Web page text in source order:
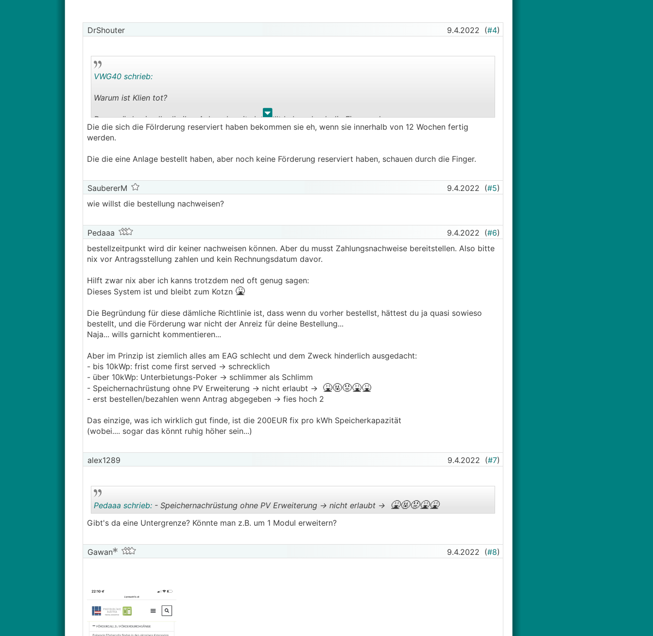
DrShouter 9.4.2022 (#4)
. .
VWG40 schrieb:
Warum ist Klien tot?
Dann würden ja alle die ihre Anlage bereits bestellt haben durch die Finger schauen.
Die die sich die Fölrderung reserviert haben bekommen sie eh, wenn sie innerhalb von 12 Wochen fertig
werden.
Die die eine Anlage bestellt haben, aber noch keine Förderung reserviert haben, schauen durch die Finger.
SaubererM 9.4.2022 (#5)
wie willst die bestellung nachweisen?
Pedaaa 9.4.2022 (#6)
bestellzeitpunkt wird dir keiner nachweisen können. Aber du musst Zahlungsnachweise bereitstellen. Also bitte
nix vor Antragsstellung zahlen und kein Rechnungsdatum davor.
Hilft zwar nix aber ich kanns trotzdem ned oft genug sagen:
Dieses System ist und bleibt zum Kotzn 🤮
Die Begründung für diese dämliche Richtlinie ist, dass wenn du vorher bestellst, hättest du ja quasi sowieso
bestellt, und die Förderung war nicht der Anreiz für deine Bestellung...
Naja... wills garnicht kommentieren...
Aber im Prinzip ist ziemlich alles am EAG schlecht und dem Zweck hinderlich ausgedacht:
- bis 10kWp: frist come first served -> schrecklich
- über 10kWp: Unterbietungs-Poker -> schlimmer als Schlimm
- Speichernachrüstung ohne PV Erweiterung -> nicht erlaubt -> 🤮🤬😡🤮🤮
- erst bestellen/bezahlen wenn Antrag abgegeben -> fies hoch 2
Das einzige, was ich wirklich gut finde, ist die 200EUR fix pro kWh Speicherkapazität
(wobei.... sogar das könnt ruhig höher sein...)
alex1289 9.4.2022 (#7)
..
Pedaaa schrieb:- Speichernachrüstung ohne PV Erweiterung -> nicht erlaubt -> 🤮🤬😡🤮🤮
Gibt's da eine Untergrenze? Könnte man z.B. um 1 Modul erweitern?
Gawan 9.4.2022 (#8)